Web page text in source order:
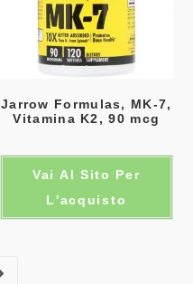
Jarrow Formulas, MK-7,
Vitamina K2, 90 mcg
Vai Al Sito Per
L'acquisto